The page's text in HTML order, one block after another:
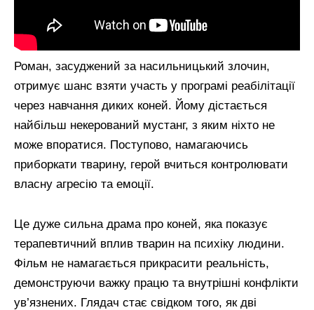
Роман, засуджений за насильницький злочин,
отримує шанс взяти участь у програмі реабілітації
через навчання диких коней. Йому дістається
найбільш некерований мустанг, з яким ніхто не
може впоратися. Поступово, намагаючись
приборкати тварину, герой вчиться контролювати
власну агресію та емоції.
Це дуже сильна драма про коней, яка показує
терапевтичний вплив тварин на психіку людини.
Фільм не намагається прикрасити реальність,
демонструючи важку працю та внутрішні конфлікти
ув’язнених. Глядач стає свідком того, як дві